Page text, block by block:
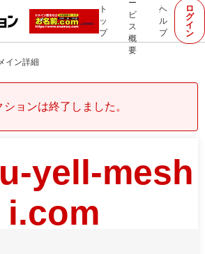
ト
ッ
プ
ー
ビ
ス
概
要
ヘ
ル
プ
ロ
グ
イ
ン
イン詳細
ションは終了しました。
yell-mesh
i.com